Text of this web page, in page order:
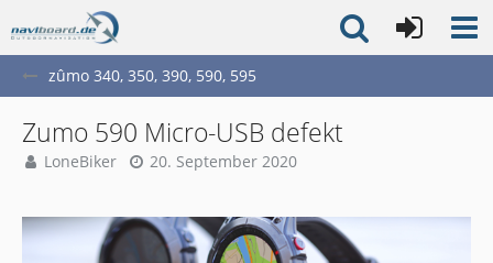
zûmo 340, 350, 390, 590, 595
Zumo 590 Micro-USB defekt
LoneBiker 20. September 2020